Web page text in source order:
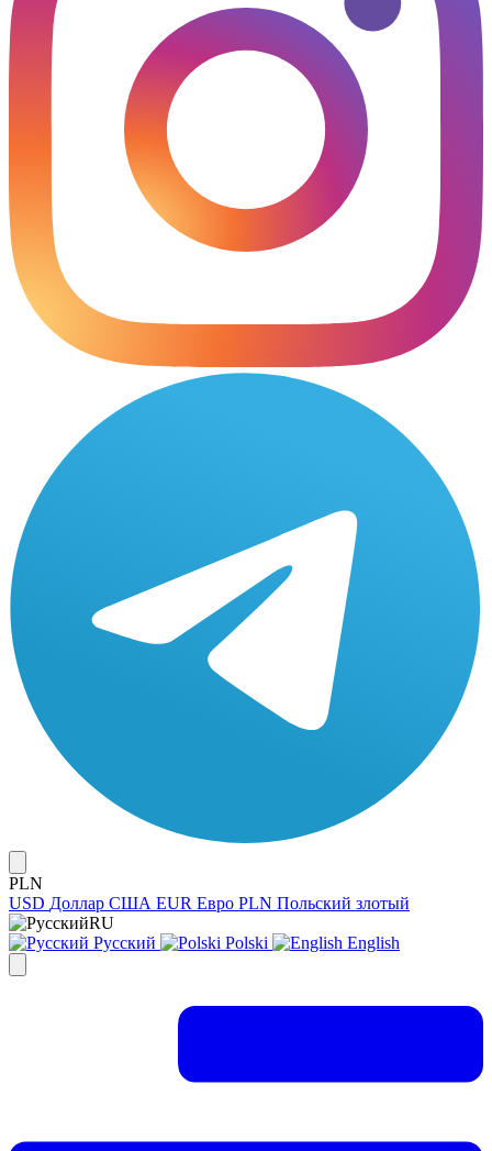
PLN
USD Доллар США EUR Евро PLN Польский злотый
RU
Русский
Polski English